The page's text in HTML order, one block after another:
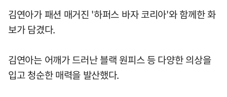
김연아가 패션 매거진 '하퍼스 바자 코리아'와 함께한 화
보가 담겼다.
김연아는 어깨가 드러난 블랙 원피스 등 다양한 의상을
입고 청순한 매력을 발산했다.